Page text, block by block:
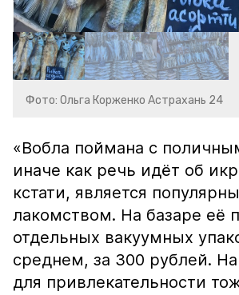
Фото: Ольга Корженко Астрахань 24
«Вобла поймана с
иначе как речь идёт об
кстати, является
лакомством. На базаре её
отдельных вакуумных
среднем, за 300 рублей.
для привлекательности